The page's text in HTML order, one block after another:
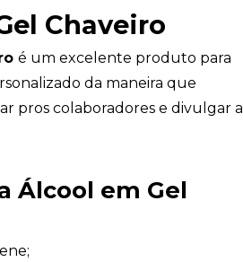
Chaveiro
é um excelente produto para
da maneira que
pros colaboradores e divulgar a
Álcool em Gel